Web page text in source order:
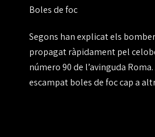
Boles de foc
Segons han explicat els
propagat ràpidament pel
número 90 de l’avinguda Roma.
escampat boles de foccap a